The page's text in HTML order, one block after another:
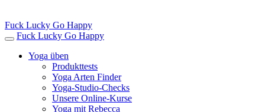
Fuck Lucky Go Happy
Fuck Lucky Go Happy
Yoga üben
Produkttests
Yoga Arten Finder
Yoga-Studio-Checks
Unsere Online-Kurse
Yoga mit Rebecca